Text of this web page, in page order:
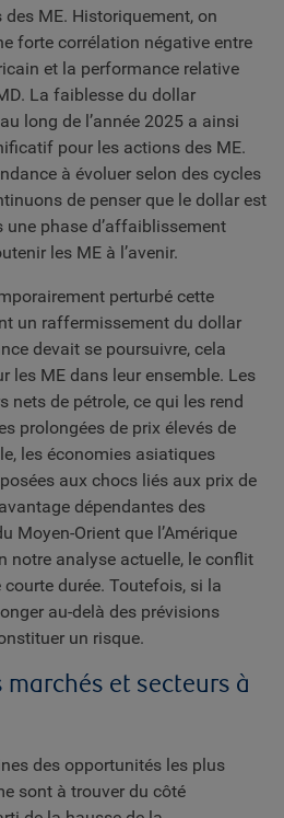
ME. Historiquement, on
forte corrélation négative entre
et la performance relative
La faiblesse du dollar
long de l’année 2025 a ainsi
pour les actions des ME.
à évoluer selon des cycles
de penser que le dollar est
phase d’affaiblissement
les ME à l’avenir.
perturbé cette
un raffermissement du dollar
devait se poursuivre, cela
les ME dans leur ensemble. Les
nets de pétrole, ce qui les rend
prolongées de prix élevés de
les économies asiatiques
aux chocs liés aux prix de
dépendantes des
Moyen-Orient que l’Amérique
notre analyse actuelle, le conflit
courte durée. Toutefois, si la
au-delà des prévisions
un risque.
et secteurs à
des opportunités les plus
sont à trouver du côté